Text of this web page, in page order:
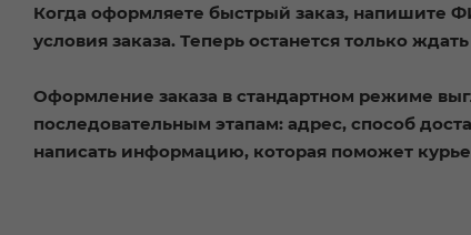
Когда оформляете быстрый заказ, напишите
условия заказа. Теперь останется только
Оформление заказа в стандартном режиме
последовательным этапам: адрес, способ
написать информацию, которая поможет